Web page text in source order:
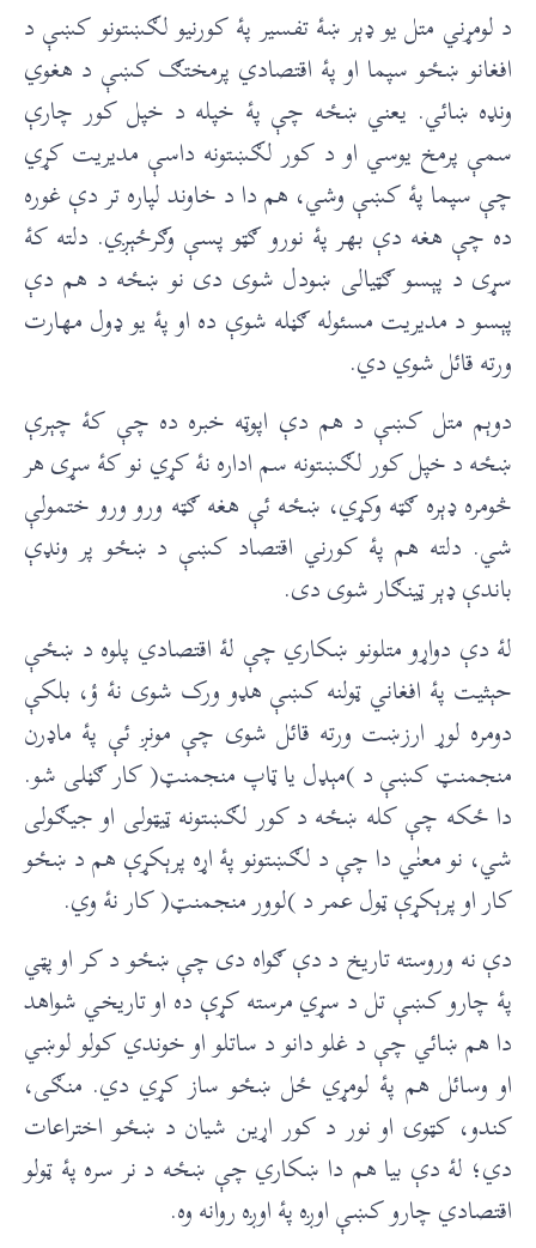
د لومړني متل یو ډېر ښۀ تفسیر پۀ کورنیو لګښتونو کښې د
افغانو ښځو سپما او پۀ اقتصادي پرمختګ کښې د هغوي
ونډه ښائي. یعني ښځه چې پۀ خپله د خپل کور چارې
سمې پرمخ یوسي او د کور لګښتونه داسې مدیریت کړي
چې سپما پۀ کښې وشي، هم دا د خاوند لپاره تر دې غوره
ده چې هغه دې بهر پۀ نورو ګټو پسې وګرځېږي. دلته کۀ
سړی د پېسو ګټیالی ښودل شوی دی نو ښځه د هم دې
پېسو د مدیریت مسئوله ګڼله شوې ده او پۀ یو ډول مهارت
ورته قائل شوي دي.
دوېم متل کښې د هم دې اپوټه خبره ده چې کۀ چېرې
ښځه د خپل کور لګښتونه سم اداره نۀ کړي نو کۀ سړی هر
څومره ډېره ګټه وکړي، ښځه ئې هغه ګټه ورو ورو ختمولې
شي. دلته هم پۀ کورني اقتصاد کښې د ښځو پر ونډې
باندې ډېر ټينګار شوی دی.
لۀ دې دواړو متلونو ښکاري چې لۀ اقتصادي پلوه د ښځې
حېثیت پۀ افغاني ټولنه کښې هډو ورک شوی نۀ ؤ، بلکې
دومره لوړ ارزښت ورته قائل شوی چې مونږ ئې پۀ ماډرن
منجمنټ کښې د )مېډل یا ټاپ منجمنټ( کار ګڼلی شو.
دا ځکه چې کله ښځه د کور لګښتونه ټيټولی او جیګولی
شي، نو معنٰي دا چې د لګښتونو پۀ اړه پرېکړې هم د ښځو
کار او پرېکړې ټول عمر د )لوور منجمنټ( کار نۀ وي.
دې نه وروسته تاریخ د دې ګواه دی چې ښځو د کر او پټي
پۀ چارو کښې تل د سړي مرسته کړې ده او تاریخي شواهد
دا هم ښائي چې د غلو دانو د ساتلو او خوندي کولو لوښي
او وسائل هم پۀ لومړي ځل ښځو ساز کړي دي. ‏منګی،
کندو، کټوۍ او نور د کور اړین شیان د ښځو اختراعات
دي؛ لۀ دې بیا هم دا ښکاري چې ښځه د نر سره پۀ ټولو
اقتصادي چارو کښې اوږه پۀ اوږه روانه وه.